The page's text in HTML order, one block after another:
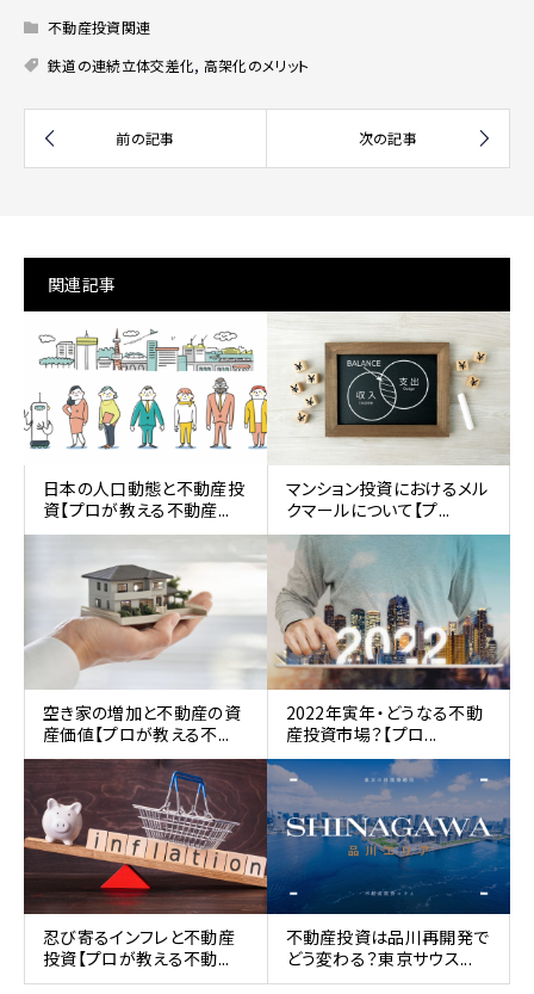
不動産投資関連
鉄道の連続立体交差化, 高架化のメリット
関連記事
日本の人口動態と不動産投
資【プロが教える不動産...
マンション投資におけるメル
クマールについて【プ...
空き家の増加と不動産の資
産価値【プロが教える不...
2022年寅年・どうなる不動
産投資市場？【プロ...
忍び寄るインフレと不動産
投資【プロが教える不動...
不動産投資は品川再開発で
どう変わる？東京サウス...